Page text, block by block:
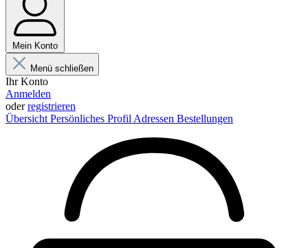
Mein Konto
Menü schließen
Ihr Konto
Anmelden
oderregistrieren
Übersicht Persönliches Profil Adressen Bestellungen